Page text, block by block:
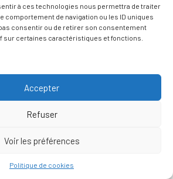
à ces technologies nous permettra de traiter
comportement de navigation ou les ID uniques
consentir ou de retirer son consentement
sur certaines caractéristiques et fonctions.
Accepter
Refuser
Voir les préférences
Politique de cookies